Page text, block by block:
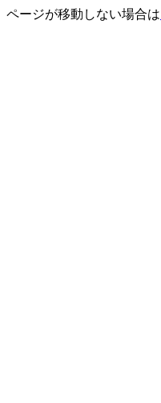
ページが移動しない場合は